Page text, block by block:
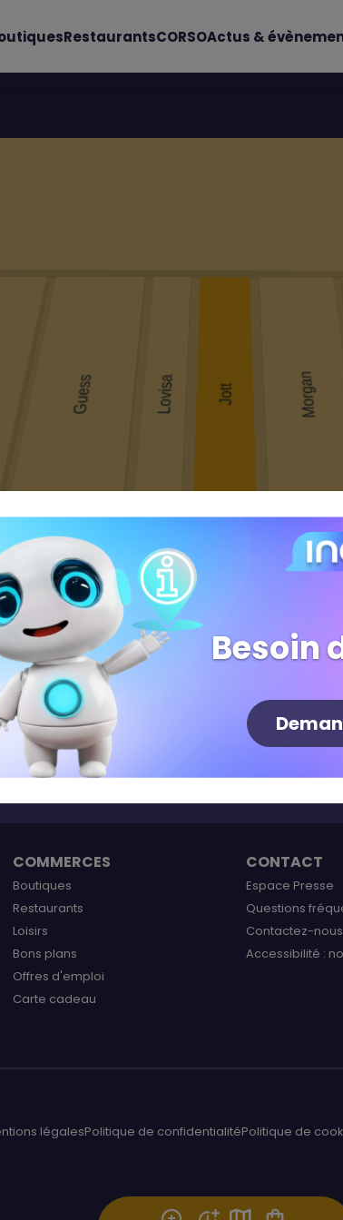
RestaurantsCORSOActus &
Newsletter
COMMERCES
Boutiques
Restaurants
Loisirs
Bons plans
Offres d'emploi
Carte cadeau
CONTACT
Espace Presse
Questions
Contactez-nous
Accessibilité :
légalesPolitique de confidentialitéPolitique de
Besoin